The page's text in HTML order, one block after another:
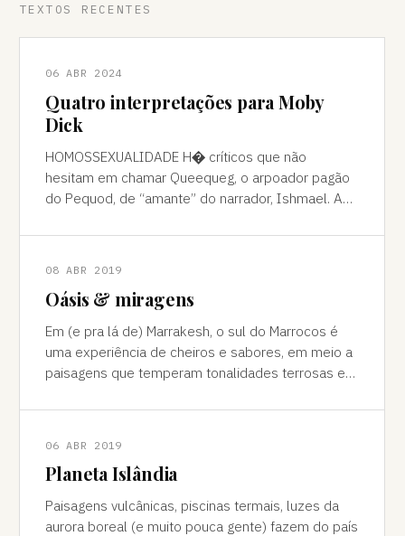
TEXTOS RECENTES
06 ABR 2024
Quatro interpretações para Moby
Dick
HOMOSSEXUALIDADE H� críticos que não
hesitam em chamar Queequeg, o arpoador pagão
do Pequod, de “amante” do narrador, Ishmael. A
compreens
08 ABR 2019
Oásis & miragens
Em (e pra lá de) Marrakesh, o sul do Marrocos é
uma experiência de cheiros e sabores, em meio a
paisagens que temperam tonalidades terrosas e
06 ABR 2019
Planeta Islândia
Paisagens vulcânicas, piscinas termais, luzes da
aurora boreal (e muito pouca gente) fazem do país